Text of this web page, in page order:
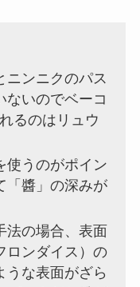
ニンニクのパス
ないのでベーコ
るのはリュウ
使うのがポイン
「醬」の深みが
法の場合、表面
ロンダイス）の
うな表面がざら